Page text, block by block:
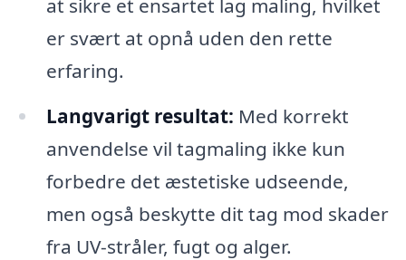
at sikre et ensartet lag maling, hvilket
er svært at opnå uden den rette
erfaring.
Langvarigt resultat: Med korrekt
anvendelse vil tagmaling ikke kun
forbedre det æstetiske udseende,
men også beskytte dit tag mod skader
fra UV-stråler, fugt og alger.